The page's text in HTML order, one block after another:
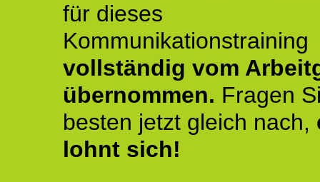
für dieses
Kommunikationstraining
vollständig vom
übernommen. Fragen
besten jetzt gleich nach,
lohnt sich!